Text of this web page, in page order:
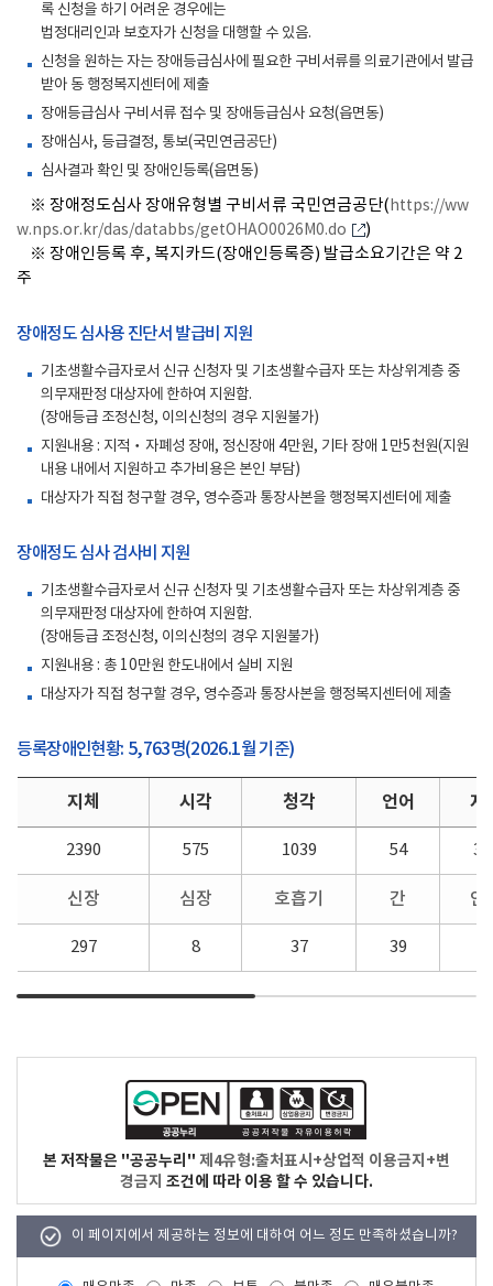
록 신청을 하기 어려운 경우에는
법정대리인과 보호자가 신청을 대행할 수 있음.
신청을 원하는 자는 장애등급심사에 필요한 구비서류를 의료기관에서 발급
받아 동 행정복지센터에 제출
장애등급심사 구비서류 접수 및 장애등급심사 요청(읍면동)
장애심사, 등급결정, 통보(국민연금공단)
심사결과 확인 및 장애인등록(읍면동)
※ 장애정도심사 장애유형별 구비서류 국민연금공단( https://ww
w.nps.or.kr/das/databbs/getOHAO0026M0.do
)
※ 장애인등록 후, 복지카드(장애인등록증) 발급소요기간은 약 2
주
장애정도 심사용 진단서 발급비 지원
기초생활수급자로서 신규 신청자 및 기초생활수급자 또는 차상위계층 중
의무재판정 대상자에 한하여 지원함.
(장애등급 조정신청, 이의신청의 경우 지원불가)
지원내용 : 지적‧자폐성 장애, 정신장애 4만원, 기타 장애 1만5천원(지원
내용 내에서 지원하고 추가비용은 본인 부담)
대상자가 직접 청구할 경우, 영수증과 통장사본을 행정복지센터에 제출
장애정도 심사 검사비 지원
기초생활수급자로서 신규 신청자 및 기초생활수급자 또는 차상위계층 중
의무재판정 대상자에 한하여 지원함.
(장애등급 조정신청, 이의신청의 경우 지원불가)
지원내용 : 총 10만원 한도내에서 실비 지원
대상자가 직접 청구할 경우, 영수증과 통장사본을 행정복지센터에 제출
등록장애인현황: 5,763명(2026.1월 기준)
지체 시각 청각 언어 지
2390 575 1039 54
신장 심장 호흡기 간 안
297 8 37 39
본 저작물은 "공공누리" 제4유형:출처표시+상업적 이용금지+변
경금지 조건에 따라 이용 할 수 있습니다.
이 페이지에서 제공하는 정보에 대하여 어느 정도 만족하셨습니까?